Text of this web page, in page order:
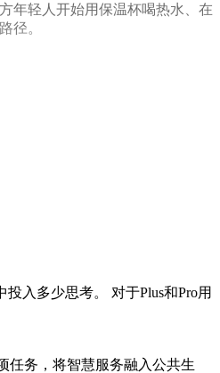
年轻人开始用保温杯喝热水、在
径。
入多少思考。 对于Plus和Pro用
任务，将智慧服务融入公共生